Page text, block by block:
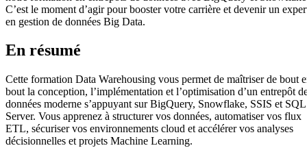
C’est le moment d’agir pour booster votre carrière et devenir un
en gestion de données Big Data.
En résumé
Cette formation Data Warehousing vous permet de maîtriser de bout
bout la conception, l’implémentation et l’optimisation d’un entrepôt
données moderne s’appuyant sur BigQuery, Snowflake, SSIS et SQL
Server. Vous apprenez à structurer vos données, automatiser vos flux
ETL, sécuriser vos environnements cloud et accélérer vos analyses
décisionnelles et projets Machine Learning.